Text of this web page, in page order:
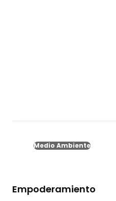
Medio Ambiente
Empoderamiento